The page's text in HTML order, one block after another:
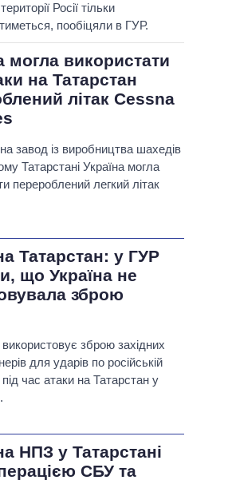
Росії тільки
пообіцяли в ГУР.
могла використати
на Татарстан
літак Cessna
завод із виробництва шахедів
Татарстані Україна могла
перероблений легкий літак
Татарстан: у ГУР
що Україна не
зброю
використовує зброю західних
для ударів по російській
під час атаки на Татарстан у
НПЗ у Татарстані
СБУ та